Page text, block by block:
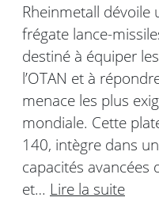
Rheinmetall
frégate lance-
destiné à équiper
l’OTAN et à
menace les plus
mondiale. Cette
140, intègre dans
capacités avancées
et… Lire la suite